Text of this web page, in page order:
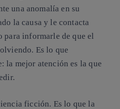
una anomalía en su
la causa y le contacta
informarle de que el
Es lo que
la mejor atención es la que
ficción. Es lo que la